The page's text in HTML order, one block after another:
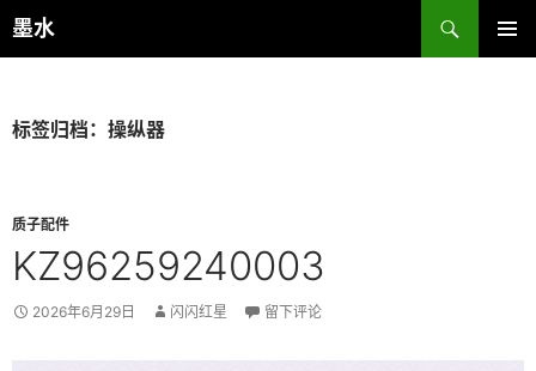
跳
至
墨水
搜
索
标签归档：操纵器
质子配件
KZ96259240003
2026年6月29日 闪闪红星 留下评论